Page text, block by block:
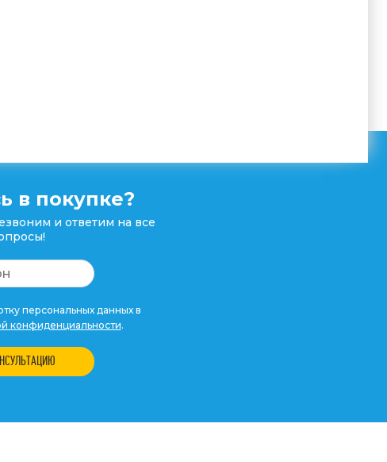
в покупке?
и ответим на все
персональных данных в
конфиденциальности.